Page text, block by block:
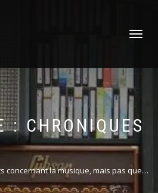
DÉPLIER
: CHRONIQUES
concernant la musique, mais pas que…